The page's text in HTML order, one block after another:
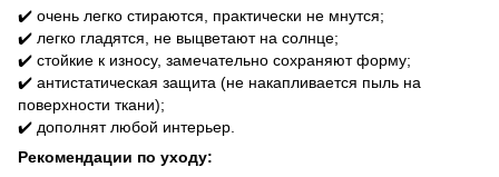
✔️ очень легко стираются, практически не мнутся;
✔️ легко гладятся, не выцветают на солнце;
✔️ стойкие к износу, замечательно сохраняют форму;
✔️ антистатическая защита (не накапливается пыль на
поверхности ткани);
✔️ дополнят любой интерьер.
Рекомендации по уходу: